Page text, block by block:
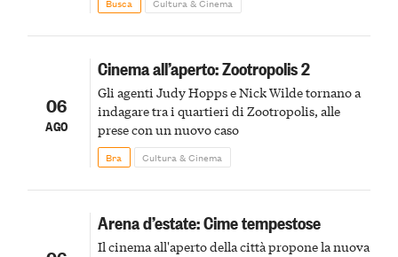
06
AGO
Cinema all’aperto: Zootropolis 2
Gli agenti Judy Hopps e Nick Wilde tornano a
indagare tra i quartieri di Zootropolis, alle
prese con un nuovo caso
Bra Cultura & Cinema
Arena d’estate: Cime tempestose
Il cinema all'aperto della città propone la nuova